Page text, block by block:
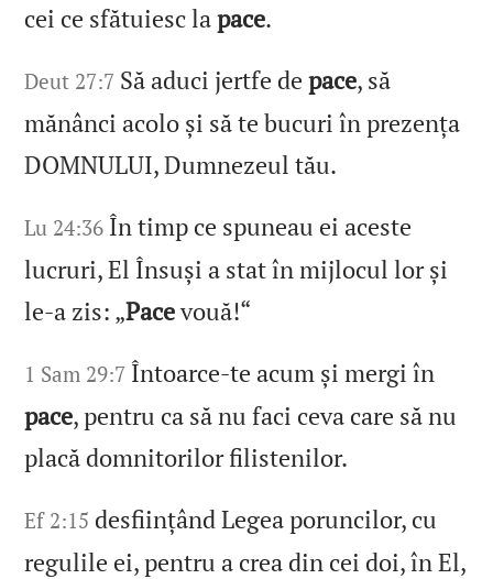
cei ce sfătuiesc lapace.
Deut 27:7 Să aduci jertfe depace, să
mănânci acolo și să te bucuri în prezența
DOMNULUI, Dumnezeul tău.
Lu 24:36 În timp ce spuneau ei aceste
lucruri, El Însuși a stat în mijlocul lor și
le‑a zis: „Pacevouă!“
1 Sam 29:7 Întoarce‑te acum și mergi în
pace, pentru ca să nu faci ceva care să nu
placă domnitorilor filistenilor.
Ef 2:15 desființând Legea poruncilor, cu
regulile ei, pentru a crea din cei doi, în El,